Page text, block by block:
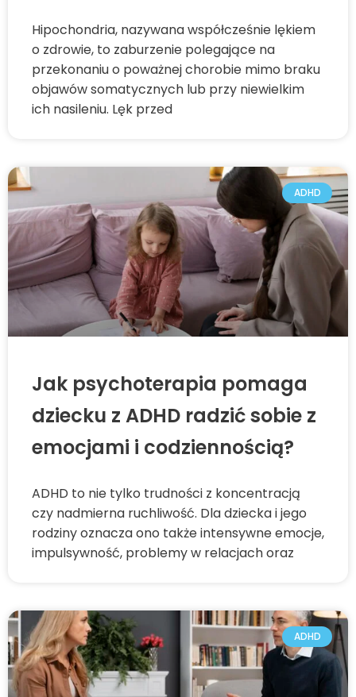
Hipochondria, nazywana współcześnie lękiem
o zdrowie, to zaburzenie polegające na
przekonaniu o poważnej chorobie mimo braku
objawów somatycznych lub przy niewielkim
ich nasileniu. Lęk przed
ADHD
Jak psychoterapia pomaga
dziecku z ADHD radzić sobie z
emocjami i codziennością?
ADHD to nie tylko trudności z koncentracją
czy nadmierna ruchliwość. Dla dziecka i jego
rodziny oznacza ono także intensywne emocje,
impulsywność, problemy w relacjach oraz
ADHD